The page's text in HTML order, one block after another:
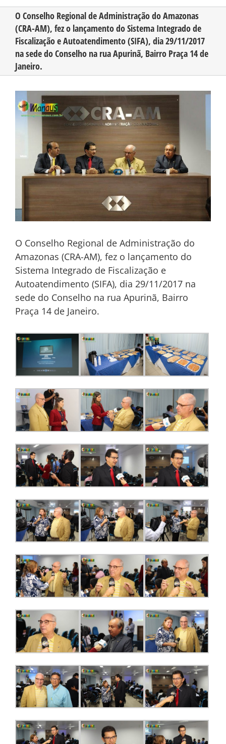
CONHEÇA O AMAZONAS
PUBLICIDADE
O Conselho Regional de Administração do Amazonas
(CRA-AM), fez o lançamento do Sistema Integrado de
Fiscalização e Autoatendimento (SIFA), dia 29/11/2017
na sede do Conselho na rua Apurinã, Bairro Praça 14 de
Janeiro.
Larger
Image
O Conselho Regional de Administração do
Amazonas (CRA-AM), fez o lançamento do
Sistema Integrado de Fiscalização e
Autoatendimento (SIFA), dia 29/11/2017 na
sede do Conselho na rua Apurinã, Bairro
Praça 14 de Janeiro.